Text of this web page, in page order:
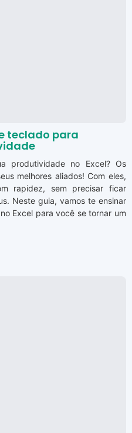
teclado para
produtividade no Excel? Os
melhores aliados! Com eles,
rapidez, sem precisar ficar
Neste guia, vamos te ensinar
Excel para você se tornar um